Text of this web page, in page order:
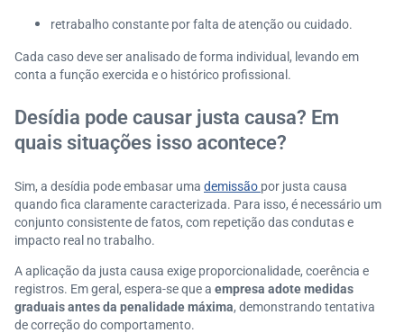
retrabalho constante por falta de atenção ou cuidado.
Cada caso deve ser analisado de forma individual, levando em
conta a função exercida e o histórico profissional.
Desídia pode causar justa causa? Em
quais situações isso acontece?
Sim, a desídia pode embasar uma demissão por justa causa
quando fica claramente caracterizada. Para isso, é necessário um
conjunto consistente de fatos, com repetição das condutas e
impacto real no trabalho.
A aplicação da justa causa exige proporcionalidade, coerência e
registros. Em geral, espera-se que a empresa adote medidas
graduais antes da penalidade máxima, demonstrando tentativa
de correção do comportamento.